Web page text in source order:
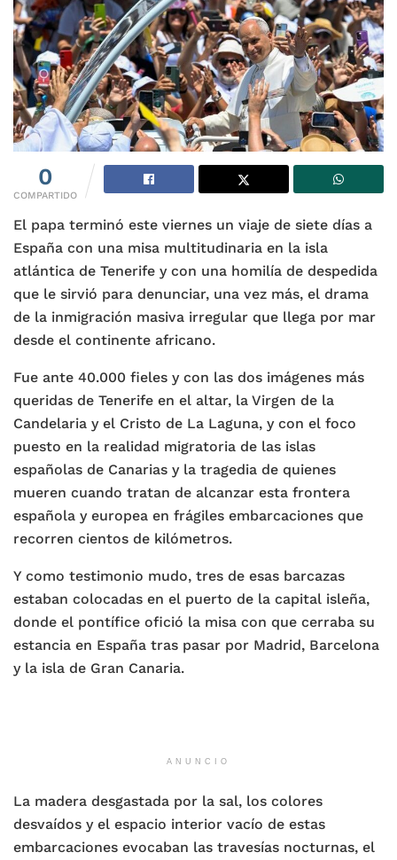
0
COMPARTIDO
El papa terminó este viernes un viaje de siete días a
España con una misa multitudinaria en la isla
atlántica de Tenerife y con una homilía de despedida
que le sirvió para denunciar, una vez más, el drama
de la inmigración masiva irregular que llega por mar
desde el continente africano.
Fue ante 40.000 fieles y con las dos imágenes más
queridas de Tenerife en el altar, la Virgen de la
Candelaria y el Cristo de La Laguna, y con el foco
puesto en la realidad migratoria de las islas
españolas de Canarias y la tragedia de quienes
mueren cuando tratan de alcanzar esta frontera
española y europea en frágiles embarcaciones que
recorren cientos de kilómetros.
Y como testimonio mudo, tres de esas barcazas
estaban colocadas en el puerto de la capital isleña,
donde el pontífice ofició la misa con que cerraba su
estancia en España tras pasar por Madrid, Barcelona
y la isla de Gran Canaria.
ANUNCIO
La madera desgastada por la sal, los colores
desvaídos y el espacio interior vacío de estas
embarcaciones evocaban las travesías nocturnas, el